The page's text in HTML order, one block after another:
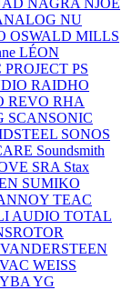
NU
OSWALD MILLS
LÉON
PROJECT PS
RAIDHO
REVO RHA
SCANSONIC
SONOS
Soundsmith
SRA Stax
SUMIKO
TEAC
AUDIO TOTAL
VANDERSTEEN
WEISS
YBA YG